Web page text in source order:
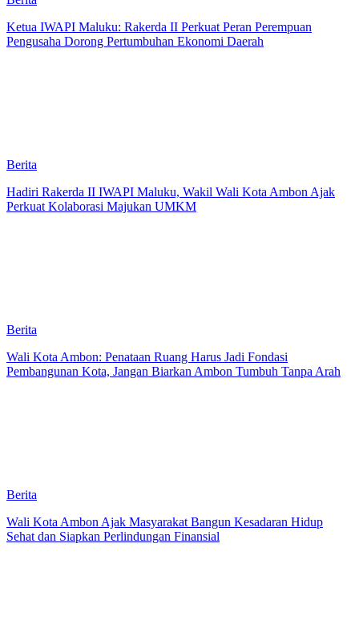
Ketua IWAPI Maluku: Rakerda II Perkuat Peran Perempuan
Pengusaha Dorong Pertumbuhan Ekonomi Daerah
Berita
Hadiri Rakerda II IWAPI Maluku, Wakil Wali Kota Ambon Ajak
Perkuat Kolaborasi Majukan UMKM
Berita
Wali Kota Ambon: Penataan Ruang Harus Jadi Fondasi
Pembangunan Kota, Jangan Biarkan Ambon Tumbuh Tanpa Arah
Berita
Wali Kota Ambon Ajak Masyarakat Bangun Kesadaran Hidup
Sehat dan Siapkan Perlindungan Finansial